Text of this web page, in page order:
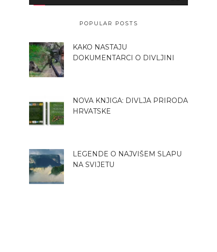
POPULAR POSTS
KAKO NASTAJU
DOKUMENTARCI O DIVLJINI
NOVA KNJIGA: DIVLJA PRIRODA
HRVATSKE
LEGENDE O NAJVIŠEM SLAPU
NA SVIJETU